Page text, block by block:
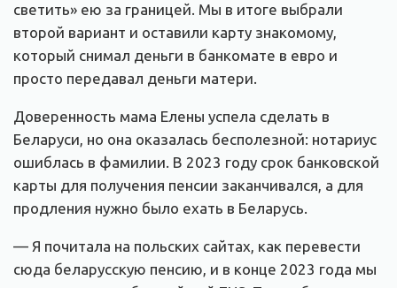
светить» ею за границей. Мы в итоге выбрали
второй вариант и оставили карту знакомому,
который снимал деньги в банкомате в евро и
просто передавал деньги матери.
Доверенность мама Елены успела сделать в
Беларуси, но она оказалась бесполезной: нотариус
ошиблась в фамилии. В 2023 году срок банковской
карты для получения пенсии заканчивался, а для
продления нужно было ехать в Беларусь.
— Я почитала на польских сайтах, как перевести
сюда беларусскую пенсию, и в конце 2023 года мы